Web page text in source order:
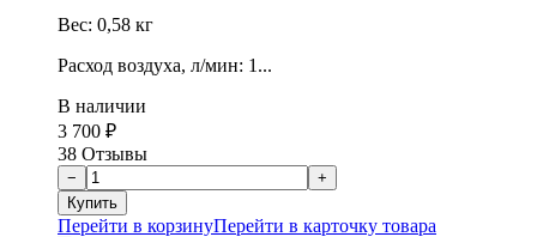
Вес: 0,58 кг
Расход воздуха, л/мин: 1...
В наличии
3 700 ₽
38 Отзывы
Перейти в корзинуПерейти в карточку товара